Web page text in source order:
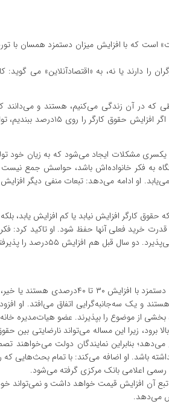
است که با افزایش میزان دستمزد همسان با
کشش پرداخت افزایش ۳۰ تا ۴۰درصد حقوق کارگران را دارند یا نه، به «اقتصادآنلاین» می
که در آن زندگی می‌کنیم، هستند و می‌دانند
دریافتی کارگران، کفاف زندگی‌شان را نمی‌کند. قاعدتا وقتی با تورم بالای ۳۵درصد در کشور مواجهیم،
مشکلات ایجاد می‌شود که به زیان خود
به فکر خانواده‌اش باشد، حواسش جمع
او ادامه می‌دهد: تبعات منفی دیگر
کارگر افزایش نیابد یا کم افزایش یابد، بلکه
خرید فعلی آنها حفظ شود. او تاکید کرد:
جامعه کارفرمایی مخالفتی با افزایش مزد ۳۰ تا ۳۵درصدی داشته باشد. اصولا کارفرما این
خالقی به این پرسش که باتوجه به رکود حاکم در اقتصاد ایران آیا کارفرمایان قادر به پرداخت حقوق و دستمزد با
و یک سه‌جانبه‌گرایی اتفاق می‌افتد. او
از موضوع را بپذیرند. عضو هیات‌مدیره
زیرا این مساله می‌تواند نارضایتی بین
می‌دهد؛ بنابراین نمایندگان دولت می‌خواهند
باشد. او اضافه می‌کند: با تمام بحث‌هایی که
اعلامی بانک مرکزی گرفته می‌شود.
تبع آن افزایش قیمت خواهد داشت و نمی‌تواند
می‌دهد.